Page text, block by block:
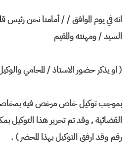
انه في يوم الموافق / / أمامنا نحن
السيد / ومهنته والمقيم
( او يذكر حضور الاستاذ / المحامي
بموجب توكيل خاص مرخص فيه
القضائية , وقد تم تحرير هذا التوكيل
رقم وقد ارفق التوكيل بهذا المحضر ) .